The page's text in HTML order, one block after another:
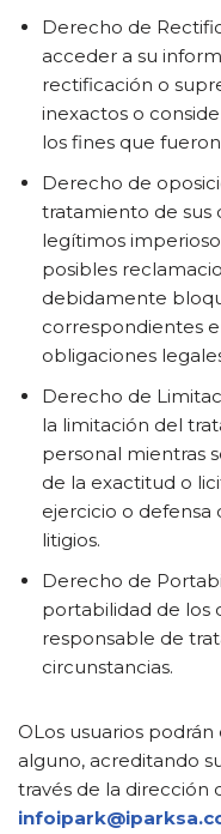
Derecho de
acceder a su
rectificación o
inexactos o
los fines que
Derecho de
tratamiento de sus
legítimos
posibles
debidamente
correspondientes
obligaciones
Derecho de
la limitación del
personal mientras
de la exactitud o
ejercicio o defensa
litigios.
Derecho de
portabilidad de los
responsable de
circunstancias.
OLos usuarios
alguno, acreditando
través de la dirección